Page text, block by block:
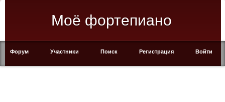
Моё фортепиано
Форум Участники Поиск Регистрация Войти